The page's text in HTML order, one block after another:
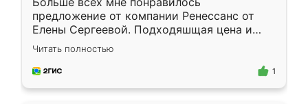
предложение от компании Ренессанс от
Елены Сергеевой. Подходяшщая цена и
короткие сроки изготовления. Приехавший
для замера сотрудник Владислав
предложил по моему эскизу самый
Читать полностью
1